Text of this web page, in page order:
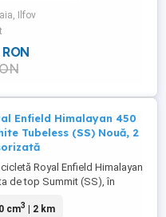
C220 CDI Executive
înmatriculare 31.01.2014,
grijă și aflat într-o stare
bună. 218.000 ...
Ilfov
Enfield Himalayan 450
Tubeless (SS) Nouă, 2
Royal Enfield Himalayan
de top Summit (SS), în
Motocicleta este
cm3 | 2 km